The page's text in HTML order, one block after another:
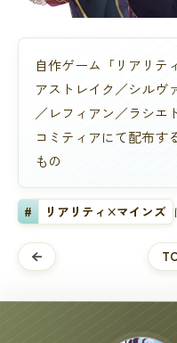
自作ゲーム「リアリテ
アストレイク／シルヴ
／レフィアン／ラシエ
コミティアにて配布す
もの
# リアリティ×マインズ